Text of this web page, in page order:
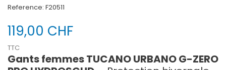
Reference: F20511
119,00 CHF
TTC
Gants femmes TUCANO URBANO G-ZERO